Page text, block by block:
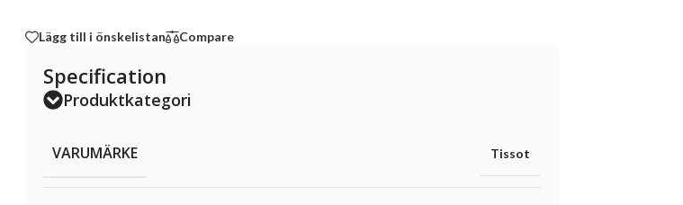
Lägg till i önskelistan Compare
Specification
Produktkategori
VARUMÄRKE Tissot